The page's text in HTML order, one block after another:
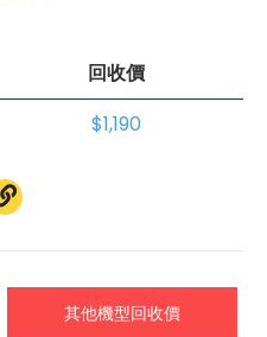
回收價
$1,190
其他機型回收價